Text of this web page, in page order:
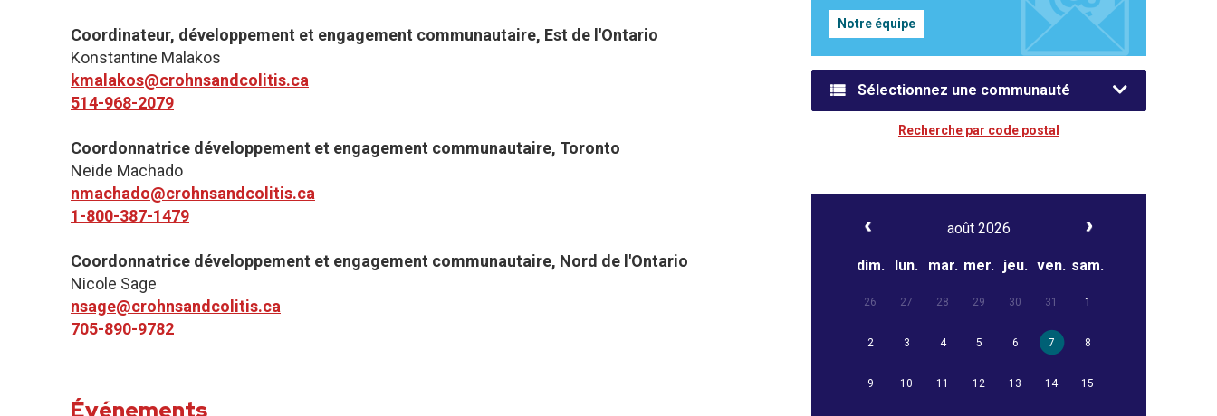
Coordinateur, développement et engagement communautaire​, Est de l'Ontario
Konstantine Malakos
kmalakos@crohnsandcolitis.ca
514-968-2079
Coordonnatrice développement et engagement communautaire, Toronto
Neide Machado
nmachado@crohnsandcolitis.ca
1-800-387-1479
Coordonnatrice développement et engagement communautaire, Nord de l'Ontario
Nicole Sage
nsage@crohnsandcolitis.ca
705-890-9782
Événements
Notre équipe
Sélectionnez une communauté
Recherche par code postal
août 2026
dim. lun. mar. mer. jeu. ven. sam.
26 27 28 29 30 31 1
2 3 4 5 6 7 8
9 10 11 12 13 14 15